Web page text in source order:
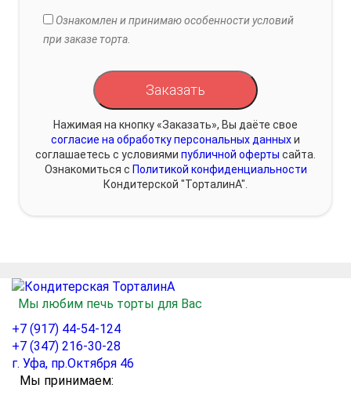
Ознакомлен и принимаю особенности условий
при заказе торта.
Заказать
Нажимая на кнопку «Заказать», Вы даёте свое
согласие на обработку персональных данныхи
соглашаетесь с условиями публичной оферты сайта.
Ознакомиться с Политикой конфиденциальности
Кондитерской "ТорталинА".
Мы любим печь торты для Вас
+7 (917) 44-54-124
+7 (347) 216-30-28
г. Уфа, пр.Октября 46
Мы принимаем: